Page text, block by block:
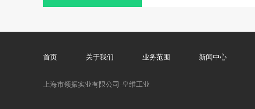
首页 关于我们 业务范围 新闻中心
上海市领振实业有限公司-皇维工业